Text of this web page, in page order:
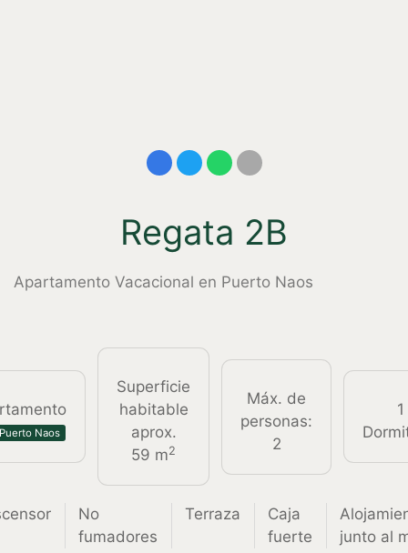
Regata 2B
Apartamento Vacacional en Puerto Naos
Puerto Naos
Superficie
habitable
aprox.
59 m2
Máx. de
personas:
2
1
No
fumadores
Terraza
Caja
fuerte
junto al